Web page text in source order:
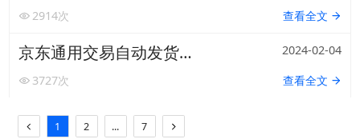
2914次 查看全文
京东通用交易自动发货接入指南（新）
2024-02-04
3727次 查看全文
1 2 ... 7